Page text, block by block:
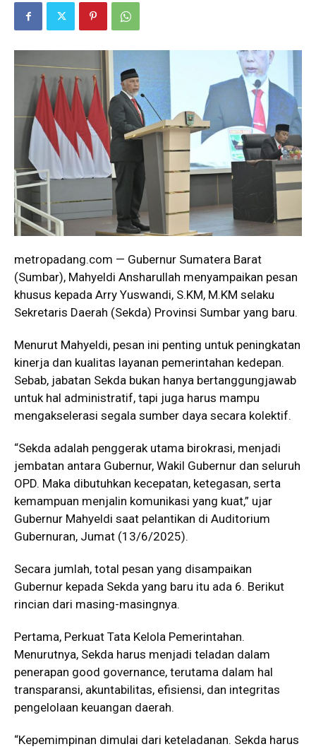
metropadang.com — Gubernur Sumatera Barat
(Sumbar), Mahyeldi Ansharullah menyampaikan pesan
khusus kepada Arry Yuswandi, S.KM, M.KM selaku
Sekretaris Daerah (Sekda) Provinsi Sumbar yang baru.
Menurut Mahyeldi, pesan ini penting untuk peningkatan
kinerja dan kualitas layanan pemerintahan kedepan.
Sebab, jabatan Sekda bukan hanya bertanggungjawab
untuk hal administratif, tapi juga harus mampu
mengakselerasi segala sumber daya secara kolektif.
“Sekda adalah penggerak utama birokrasi, menjadi
jembatan antara Gubernur, Wakil Gubernur dan seluruh
OPD. Maka dibutuhkan kecepatan, ketegasan, serta
kemampuan menjalin komunikasi yang kuat,” ujar
Gubernur Mahyeldi saat pelantikan di Auditorium
Gubernuran, Jumat (13/6/2025).
Secara jumlah, total pesan yang disampaikan
Gubernur kepada Sekda yang baru itu ada 6. Berikut
rincian dari masing-masingnya.
Pertama, Perkuat Tata Kelola Pemerintahan.
Menurutnya, Sekda harus menjadi teladan dalam
penerapan good governance, terutama dalam hal
transparansi, akuntabilitas, efisiensi, dan integritas
pengelolaan keuangan daerah.
“Kepemimpinan dimulai dari keteladanan. Sekda harus